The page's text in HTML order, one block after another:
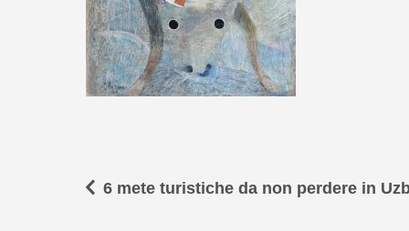
6 mete turistiche da non perdere in